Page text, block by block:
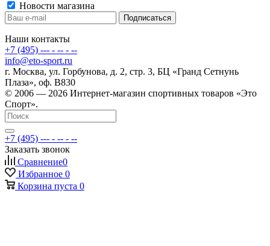
Новости магазина
Наши контакты
+7 (495) --- - -- - --
info@eto-sport.ru
г. Москва, ул. Горбунова, д. 2, стр. 3, БЦ «Гранд Сетнунь
Плаза», оф. В830
© 2006 — 2026 Интернет-магазин спортивных товаров «Это
Спорт».
+7 (495) --- - -- - --
Заказать звонок
Сравнение0
Избранное 0
Корзина пуста 0